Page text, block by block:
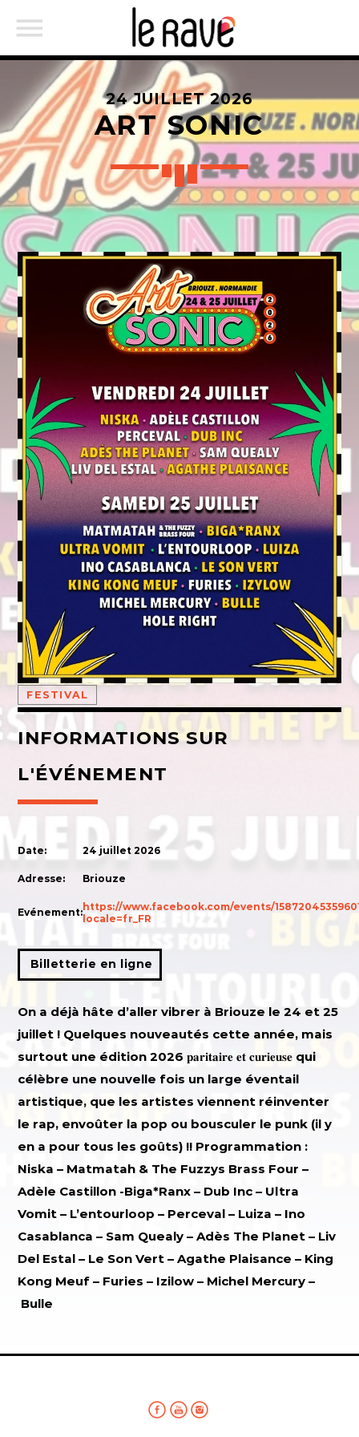
RECHERCHE SUR LE SITE
24 JUILLET 2026
ART SONIC
FESTIVAL
INFORMATIONS SUR
L'ÉVÉNEMENT
Date: 24 juillet 2026
Adresse: Briouze
Evénement: https://www.facebook.com/events/
locale=fr_FR
Billetterie en ligne
On a déjà hâte d’aller vibrer à Briouze le 24 et 25
juillet ! Quelques nouveautés cette année, mais
surtout une édition 2026 𝐩𝐚𝐫𝐢𝐭𝐚𝐢𝐫𝐞 𝐞𝐭 𝐜𝐮𝐫𝐢𝐞𝐮𝐬𝐞 qui
célèbre une nouvelle fois un large éventail
artistique, que les artistes viennent réinventer
le rap, envoûter la pop ou bousculer le punk (il y
en a pour tous les goûts) !! Programmation :
Niska – Matmatah & The Fuzzys Brass Four –
Adèle Castillon -Biga*Ranx – Dub Inc – Ultra
Vomit – L’entourloop – Perceval – Luiza – Ino
Casablanca – Sam Quealy – Adès The Planet – Liv
Del Estal – Le Son Vert – Agathe Plaisance – King
Kong Meuf – Furies – Izilow – Michel Mercury –
Bulle